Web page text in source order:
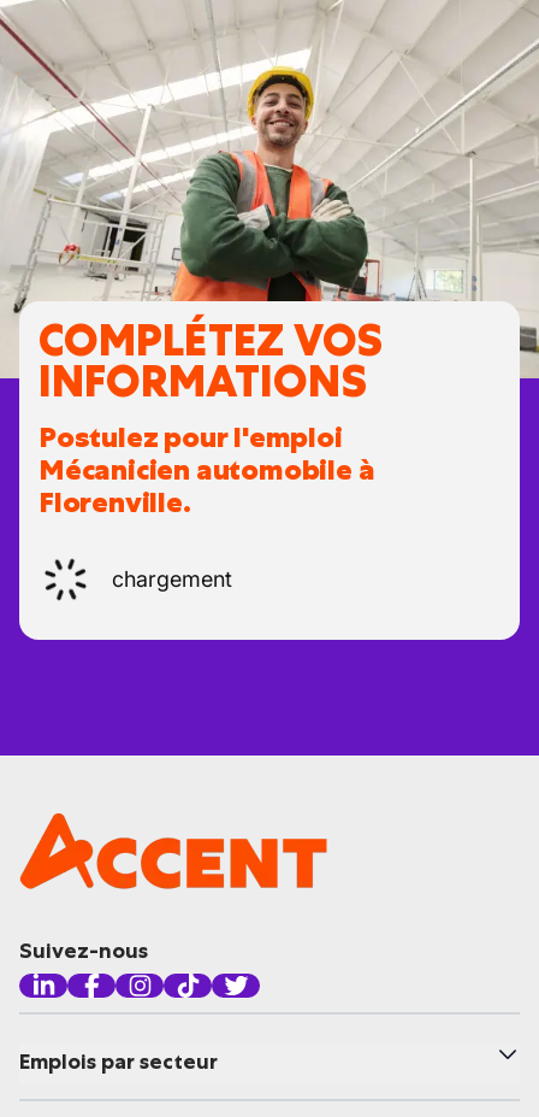
COMPLÉTEZ VOS
INFORMATIONS
Postulez pour l'emploi
Mécanicien automobile à
Florenville.
chargement
Suivez-nous
Emplois par secteur